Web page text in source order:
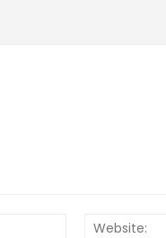
Email:*